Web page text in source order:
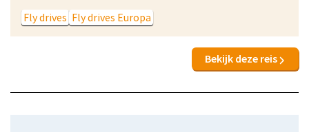
Fly drives Fly drives Europa
Bekijk deze reis